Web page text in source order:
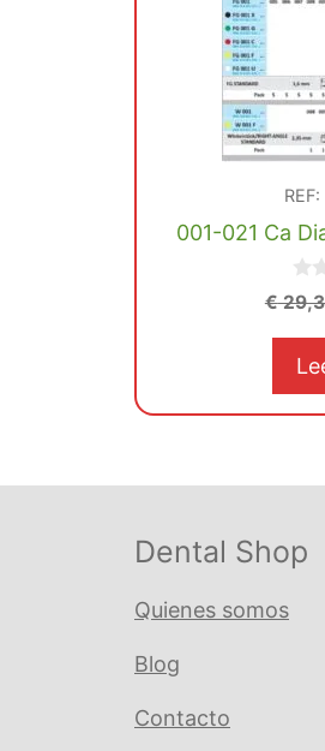
001-021 Ca
0
d
€
Dental Shop
Quienes somos
Blog
Contacto